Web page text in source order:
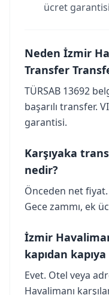
ücret
Neden İzmir
Transfer
TÜRSAB 13692
başarılı transfer.
garantisi.
Karşıyaka
nedir?
Önceden net
Gece zammı, ek
İzmir
kapıdan kapıya
Evet. Otel veya
Havalimanı